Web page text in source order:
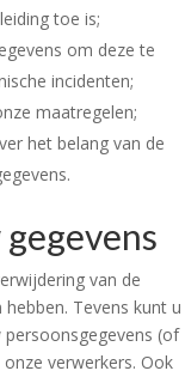
toe is;
om deze te
incidenten;
maatregelen;
het belang van de
van de
Tevens kunt u
(of
verwerkers. Ook